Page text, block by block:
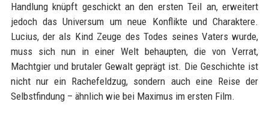
Handlung knüpft geschickt an den ersten Teil an, erweitert
jedoch das Universum um neue Konflikte und Charaktere.
Lucius, der als Kind Zeuge des Todes seines Vaters wurde,
muss sich nun in einer Welt behaupten, die von Verrat,
Machtgier und brutaler Gewalt geprägt ist. Die Geschichte ist
nicht nur ein Rachefeldzug, sondern auch eine Reise der
Selbstfindung – ähnlich wie bei Maximus im ersten Film.